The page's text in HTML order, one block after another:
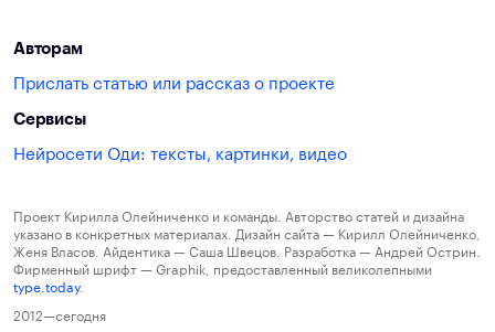
Авторам
Прислать статью или рассказ о проекте
Сервисы
Нейросети Оди: тексты, картинки, видео
Проект Кирилла Олейниченко и команды. Авторство статей и дизайна
указано в конкретных материалах. Дизайн сайта — Кирилл Олейниченко,
Женя Власов. Айдентика — Саша Швецов. Разработка — Андрей Острин.
Фирменный шрифт — Graphik, предоставленный великолепными
type.today.
2012—сегодня